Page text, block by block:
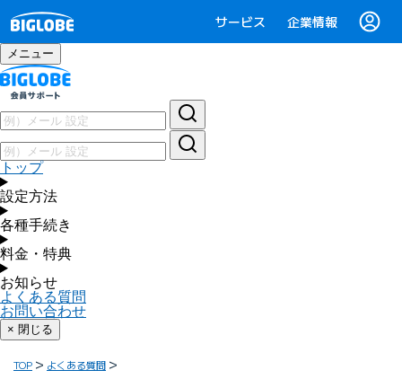
サービス 企業情報
メニュー
トップ
設定方法
各種手続き
料金・特典
お知らせ
よくある質問
お問い合わせ
× 閉じる
TOP よくある質問